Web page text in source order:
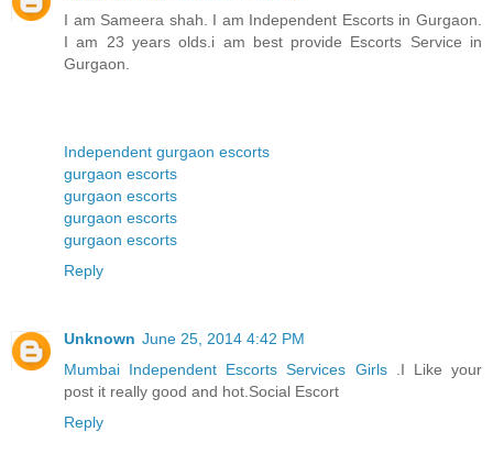
I am Sameera shah. I am Independent Escorts in Gurgaon.
I am 23 years olds.i am best provide Escorts Service in
Gurgaon.
Independent gurgaon escorts
gurgaon escorts
gurgaon escorts
gurgaon escorts
gurgaon escorts
Reply
Unknown June 25, 2014 4:42 PM
Mumbai Independent Escorts Services Girls.I Like your
post it really good and hot.Social Escort
Reply